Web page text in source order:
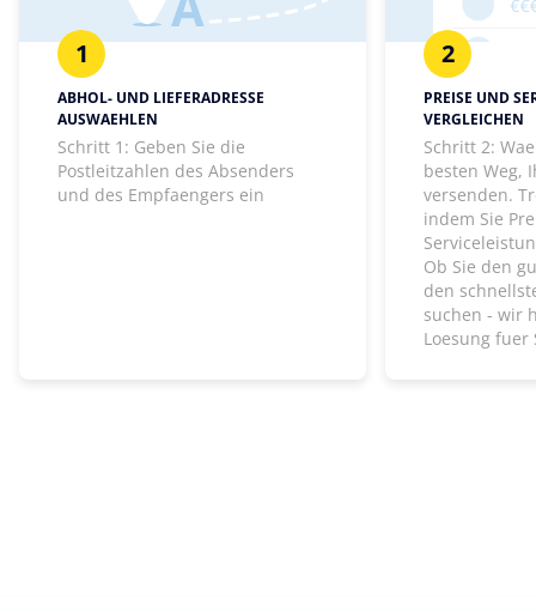
1
ABHOL- UND LIEFERADRESSE
AUSWAEHLEN
Schritt 1: Geben Sie die
Postleitzahlen des Absenders
und des Empfaengers ein
2
PREISE UND
VERGLEICHEN
Schritt 2:
besten Weg,
versenden.
indem Sie
Ob Sie den
den
suchen - wir
Loesung fuer